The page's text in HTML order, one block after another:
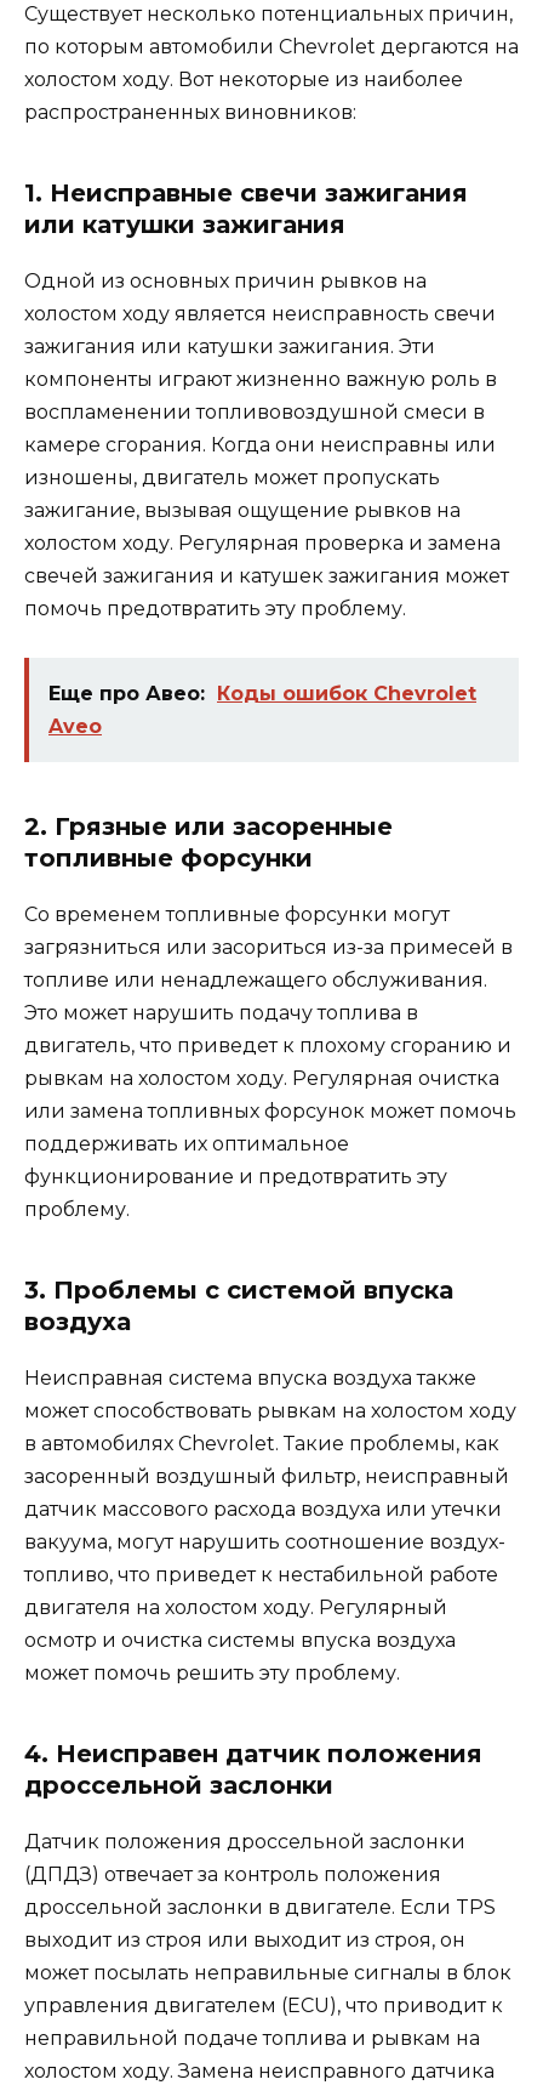
Существует несколько потенциальных причин,
по которым автомобили Chevrolet дергаются на
холостом ходу. Вот некоторые из наиболее
распространенных виновников:
1. Неисправные свечи зажигания
или катушки зажигания
Одной из основных причин рывков на
холостом ходу является неисправность свечи
зажигания или катушки зажигания. Эти
компоненты играют жизненно важную роль в
воспламенении топливовоздушной смеси в
камере сгорания. Когда они неисправны или
изношены, двигатель может пропускать
зажигание, вызывая ощущение рывков на
холостом ходу. Регулярная проверка и замена
свечей зажигания и катушек зажигания может
помочь предотвратить эту проблему.
Еще про Авео: Коды ошибок Chevrolet
Aveo
2. Грязные или засоренные
топливные форсунки
Со временем топливные форсунки могут
загрязниться или засориться из-за примесей в
топливе или ненадлежащего обслуживания.
Это может нарушить подачу топлива в
двигатель, что приведет к плохому сгоранию и
рывкам на холостом ходу. Регулярная очистка
или замена топливных форсунок может помочь
поддерживать их оптимальное
функционирование и предотвратить эту
проблему.
3. Проблемы с системой впуска
воздуха
Неисправная система впуска воздуха также
может способствовать рывкам на холостом ходу
в автомобилях Chevrolet. Такие проблемы, как
засоренный воздушный фильтр, неисправный
датчик массового расхода воздуха или утечки
вакуума, могут нарушить соотношение воздух-
топливо, что приведет к нестабильной работе
двигателя на холостом ходу. Регулярный
осмотр и очистка системы впуска воздуха
может помочь решить эту проблему.
4. Неисправен датчик положения
дроссельной заслонки
Датчик положения дроссельной заслонки
(ДПДЗ) отвечает за контроль положения
дроссельной заслонки в двигателе. Если TPS
выходит из строя или выходит из строя, он
может посылать неправильные сигналы в блок
управления двигателем (ECU), что приводит к
неправильной подаче топлива и рывкам на
холостом ходу. Замена неисправного датчика